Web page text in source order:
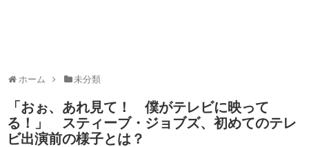
ホーム 未分類
「おぉ、あれ見て！ 僕がテレビに映って
る！」 スティーブ・ジョブズ、初めてのテレ
ビ出演前の様子とは？